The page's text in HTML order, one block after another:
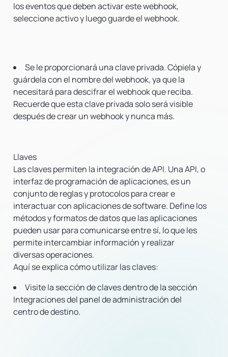
los eventos que deben activar este webhook,
seleccione activo y luego guarde el webhook.
Se le proporcionará una clave privada. Cópiela y
guárdela con el nombre del webhook, ya que la
necesitará para descifrar el webhook que reciba.
Recuerde que esta clave privada solo será visible
después de crear un webhook y nunca más.
Llaves
Las claves permiten la integración de API. Una API, o
interfaz de programación de aplicaciones, es un
conjunto de reglas y protocolos para crear e
interactuar con aplicaciones de software. Define los
métodos y formatos de datos que las aplicaciones
pueden usar para comunicarse entre sí, lo que les
permite intercambiar información y realizar
diversas operaciones.
Aquí se explica cómo utilizar las claves:
Visite la sección de claves dentro de la sección
Integraciones del panel de administración del
centro de destino.